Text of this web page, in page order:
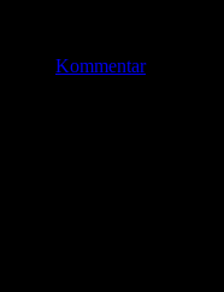
Kommentar